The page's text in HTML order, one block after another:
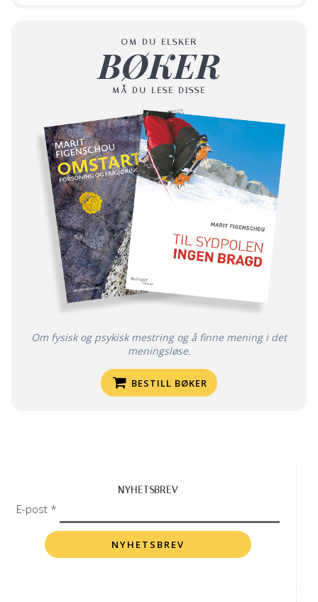
OM DU ELSKER
BØKER
MÅ DU LESE DISSE
Om fysisk og psykisk mestring og å finne mening i det
meningsløse.
BESTILL BØKER
NYHETSBREV
E-post *